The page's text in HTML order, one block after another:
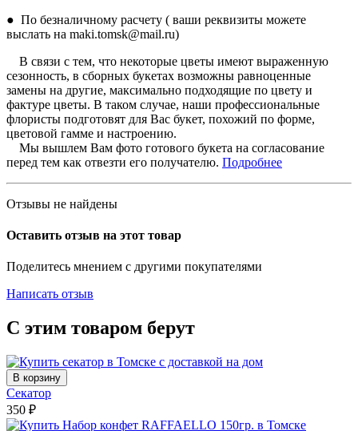
● По безналичному расчету ( ваши реквизиты можете
выслать на maki.tomsk@mail.ru)
В связи с тем, что некоторые цветы имеют выраженную
сезонность, в сборных букетах возможны равноценные
замены на другие, максимально подходящие по цвету и
фактуре цветы. В таком случае, наши профессиональные
флористы подготовят для Вас букет, похожий по форме,
цветовой гамме и настроению.
Мы вышлем Вам фото готового букета на согласование
перед тем как отвезти его получателю. Подробнее
Отзывы не найдены
Оставить отзыв на этот товар
Поделитесь мнением с другими покупателями
Написать отзыв
С этим товаром берут
В корзину
Секатор
350 ₽